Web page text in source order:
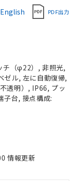
English PDF出力
チ（φ22）, 非照光,
ゼル, 左に自動復帰,
透明）, IP66, プッ
子台, 接点構成:
情報更新